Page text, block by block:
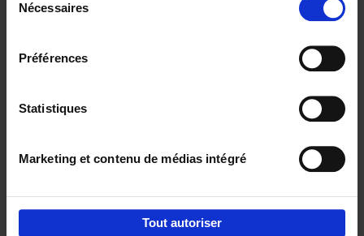
Nécessaires
Préférences
Statistiques
Marketing et contenu de médias intégré
Tout autoriser
Digital marketing like a PRO -
completely revised edition (EN)